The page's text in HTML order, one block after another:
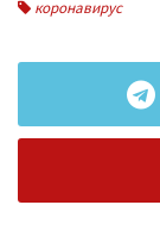
коронавирус